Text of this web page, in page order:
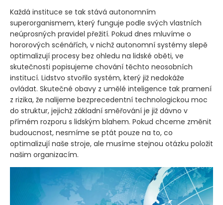
Každá instituce se tak stává autonomním
superorganismem, který funguje podle svých vlastních
neúprosných pravidel přežití. Pokud dnes mluvíme o
hororových scénářích, v nichž autonomní systémy slepě
optimalizují procesy bez ohledu na lidské oběti, ve
skutečnosti popisujeme chování těchto neosobních
institucí. Lidstvo stvořilo systém, který již nedokáže
ovládat. Skutečné obavy z umělé inteligence tak pramení
z rizika, že nalijeme bezprecedentní technologickou moc
do struktur, jejichž základní směřování je již dávno v
přímém rozporu s lidským blahem. Pokud chceme změnit
budoucnost, nesmíme se ptát pouze na to, co
optimalizují naše stroje, ale musíme stejnou otázku položit
našim organizacím.